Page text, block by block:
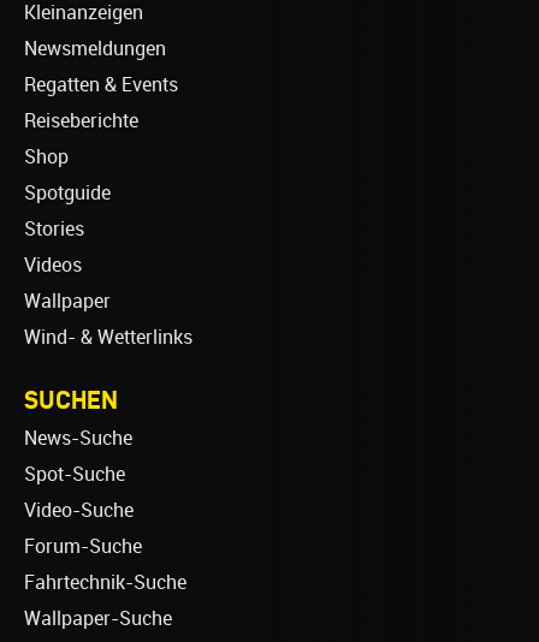
Kleinanzeigen
Newsmeldungen
Regatten & Events
Reiseberichte
Shop
Spotguide
Stories
Videos
Wallpaper
Wind- & Wetterlinks
SUCHEN
News-Suche
Spot-Suche
Video-Suche
Forum-Suche
Fahrtechnik-Suche
Wallpaper-Suche